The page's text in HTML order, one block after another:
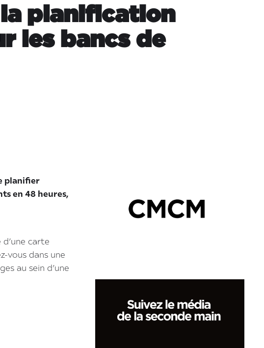
planification
les bancs de
planifier
en 48 heures,
carte
vous dans une
au sein d’une